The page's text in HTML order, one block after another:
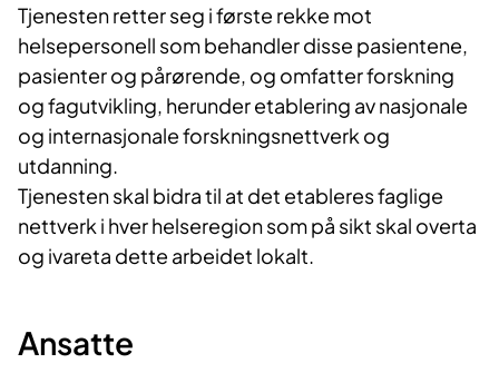
Tjenesten retter seg i første rekke mot
helsepersonell som behandler disse pasientene,
pasienter og pårørende, og omfatter forskning
og fagutvikling, herunder etablering av nasjonale
og internasjonale forskningsnettverk og
utdanning.
Tjenesten skal bidra til at det etableres faglige
nettverk i hver helseregion som på sikt skal overta
og ivareta dette arbeidet lokalt.
Ansatte